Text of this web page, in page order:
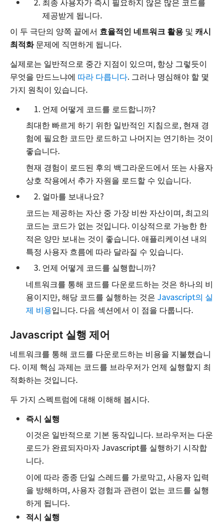
제공받게 됩니다.
이 두 극단의 양쪽 끝에서 효율적인 네트워크 활용및 캐시
최적화문제에 직면하게 됩니다.
실제로는 일반적으로 중간 지점이 있으며, 항상 그렇듯이
무엇을 만드느냐에 따라 다릅니다. 그러나 명심해야 할 몇
가지 원칙이 있습니다.
언제 어떻게 코드를 로드합니까?
최대한 빠르게 하기 위한 일반적인 지침으로, 현재 경
험에 필요한 코드만 로드하고 나머지는 연기하는 것이
좋습니다.
현재 경험이 로드된 후의 백그라운드에서 또는 사용자
상호 작용에서 추가 자원을 로드할 수 있습니다.
얼마를 보내나요?
코드는 제공하는 자산 중 가장 비싼 자산이며, 최고의
코드는 코드가 없는 것입니다. 이상적으로 가능한 한
적은 양만 보내는 것이 좋습니다. 애플리케이션 내의
특정 사용자 흐름에 따라 달라질 수 있습니다.
언제 어떻게 코드를 실행합니까?
네트워크를 통해 코드를 다운로드하는 것은 하나의 비
용이지만, 해당 코드를 실행하는 것은 Javascript의 실
제 비용입니다. 다음 섹션에서 이 점을 다룹니다.
Javascript 실행 제어
네트워크를 통해 코드를 다운로드하는 비용을 지불했습니
다. 이제 핵심 과제는 코드를 브라우저가 언제 실행할지 최
적화하는 것입니다.
두 가지 스펙트럼에 대해 이해해 봅시다.
즉시 실행
이것은 일반적으로 기본 동작입니다. 브라우저는 다운
로드가 완료되자마자 Javascript를 실행하기 시작합
니다.
이에 따라 종종 단일 스레드를 가로막고, 사용자 입력
을 방해하며, 사용자 경험과 관련이 없는 코드를 실행
하게 됩니다.
적시 실행